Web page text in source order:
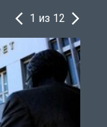
1 из 12